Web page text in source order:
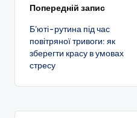
Навігація
по
запису
Попередній запис
Б’юті-рутина під час
повітряної тривоги: як
зберегти красу в умовах
стресу